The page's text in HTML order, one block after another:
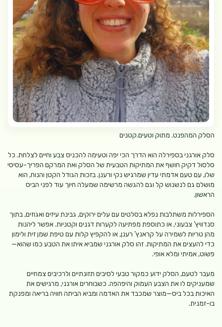
הסלק המהפנט. מתוק וטעים.קטנים
סלק אורגני בספירלה הוא הדרך הכי יפה וטעימה להכניס צבע וחיים לצלחת. כל
סלסול דקיק חושף את המתיקות הטבעית של הסלק ואת המרקם הפריך-עסיסי
שלו, עם טעם אדמתי עדין שמרגיש נקי ורענן. בזכות הגודל הקטן והנוח, הוא
מושלם גם לנשנוש קל וגם להגשה מרשימה שמעלה חיוך עוד לפני הביס
הראשון.
הספירלות משתלבות נפלא בסלטים עם עלים ירוקים, גבינת עיזים ואגוזים, בתוך
סנדוויץ’ צבעוני, או כתוספת מפתיעה לקערות דגנים וקטניות. אפשר ליהנות
מהן טריות לשמירה על קראנץ’ רענן, או להקפיץ קלות עם טיפת שמן זית ולימון
כדי להעצים את המתיקות. זהו סלק אורגני שמביא איתו את הטבע כמו שהוא—
פשוט, אמיתי ומלא אופי.
מעבר לטעם, הסלק ידוע כמקור טבעי לסיבים תזונתיים ולרכיבים צמחיים
שמעניקים לו את הצבע העמוק והיפהפה. כשבוחרים אורגני, מרגישים את
האיכות בכל ביס—מוצר שמכבד את האדמה ומביא הביתה חוויה בריאה ומפנקת
בו-זמנית.